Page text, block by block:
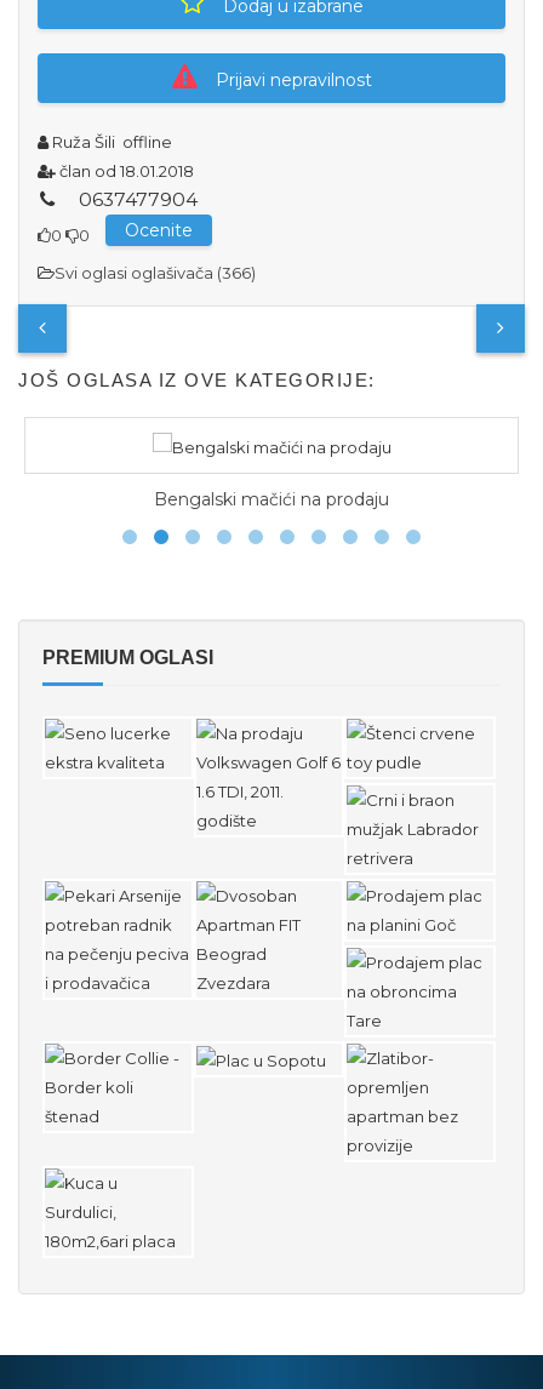
Dodaj u izabrane
Prijavi nepravilnost
Ruža Šili offline
član od 18.01.2018
0637477904
0 0 Ocenite
Svi oglasi oglašivača (366)
JOŠ OGLASA IZ OVE KATEGORIJE:
Bengalski mačići na prodaju
PREMIUM OGLASI